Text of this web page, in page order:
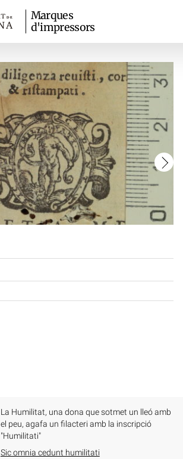
Marques
d'impressors
La Humilitat, una dona que sotmet un lleó amb
el peu, agafa un filacteri amb la inscripció
"Humilitati"
Sic omnia cedunt humilitati